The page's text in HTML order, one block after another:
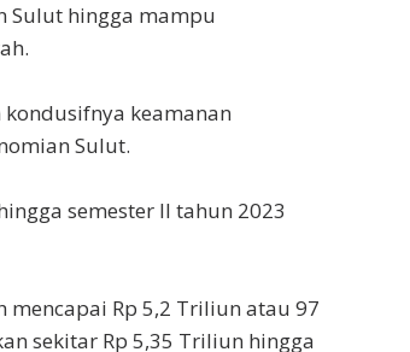
Sulut hingga mampu
keamanan
Sulut.
semester II tahun 2023
mencapai Rp 5,2 Triliun atau 97
sekitar Rp 5,35 Triliun hingga